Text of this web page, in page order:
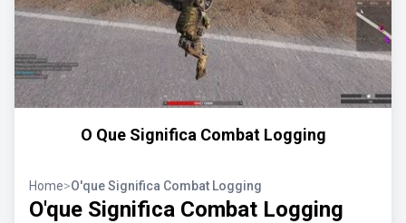
O Que Significa Combat Logging
Home>O'que Significa Combat Logging
O'que Significa Combat Logging